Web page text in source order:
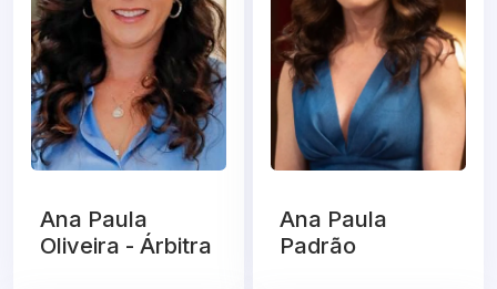
Ana Paula
Oliveira - Árbitra
Ana Paula
Padrão